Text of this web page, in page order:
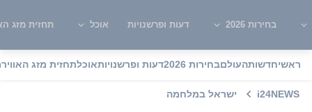
בחירות 2026 דעות ופרשנויות אוכל תחזית מזג
ראשיחדשותהעולםבחירות 2026 דעות ופרשנויותאוכלתחזית מזג האוויר
i24NEWS ישראל במלחמה